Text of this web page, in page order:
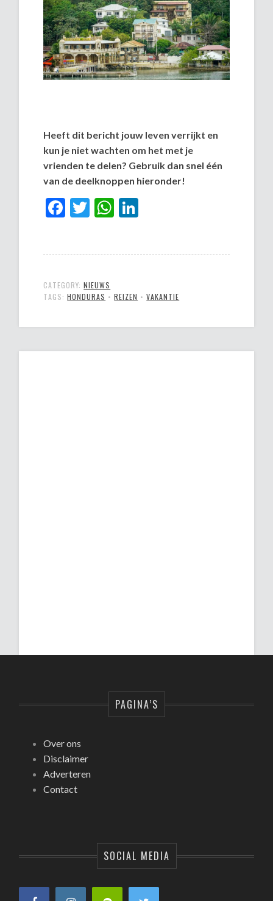
Heeft dit bericht jouw leven verrijkt en
kun je niet wachten om het met je
vrienden te delen? Gebruik dan snel één
van de deelknoppen hieronder!
Facebook
TwitterWhatsApp
CATEGORY:NIEUWS
TAGS:HONDURAS •REIZEN •VAKANTIE
PAGINA’S
Over ons
Disclaimer
Adverteren
Contact
SOCIAL MEDIA